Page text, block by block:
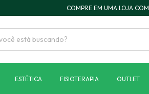
COMPRE EM UMA LOJA COM
ESTÉTICA FISIOTERAPIA OUTLET